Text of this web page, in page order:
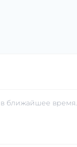
в ближайшее время.